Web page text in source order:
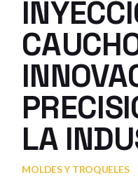
LA
MOLDES Y TROQUELES